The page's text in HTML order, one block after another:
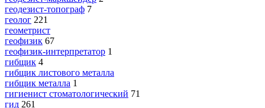
геодезист-топограф 7
геолог 221
геометрист
геофизик 67
геофизик-интерпретатор 1
гибщик 4
гибщик листового металла
гибщик металла 1
гигиенист стоматологический 71
гид 261